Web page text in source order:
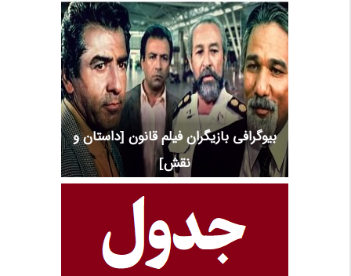
بیوگرافی بازیگران فیلم قانون [داستان و
نقش]